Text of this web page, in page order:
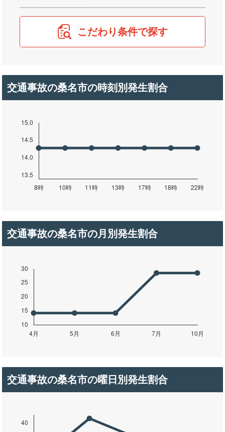
こだわり条件で探す
交通事故の桑名市の時刻別発生割合
交通事故の桑名市の月別発生割合
交通事故の桑名市の曜日別発生割合